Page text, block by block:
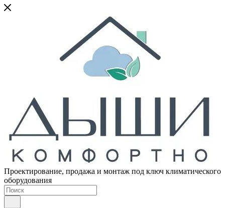
Проектирование, продажа и монтаж под ключ климатического
оборудования